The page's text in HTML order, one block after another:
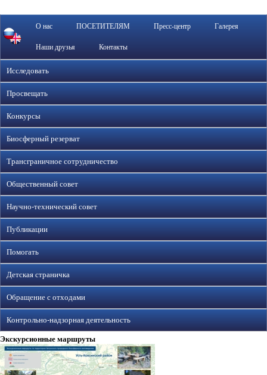
О нас ПОСЕТИТЕЛЯМ Пресс-центр Галерея
Наши друзья Контакты
Исследовать
Просвещать
Конкурсы
Биосферный резерват
Трансграничное сотрудничество
Общественный совет
Научно-технический совет
Публикации
Помогать
Детская страничка
Обращение с отходами
Контрольно-надзорная деятельность
Экскурсионные маршруты